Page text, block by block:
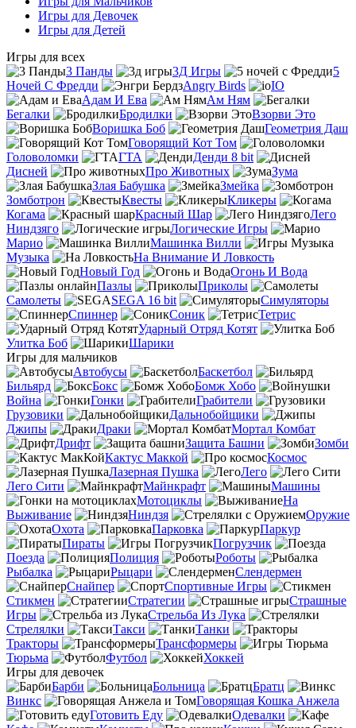
Игры для Девочек
Игры для Детей
Игры для всех
3 Панды
3Д Игры
5
Ночей С Фредди
Angry Birds
IO
Адам И Ева
Ам Ням
Бегалки
Бродилки
Взорви Это
Воришка Боб
Геометрия Даш
Говорящий Кот Том
Головоломки
ГТА
Денди 8 bit
Дисней
Про Животных
Зума
Злая Бабушка
Змейка
Зомботрон
Квесты
Кликеры
Когама
Красный Шар
Лего
Ниндзяго
Логические Игры
Марио
Машинка Вилли
Музыка
На Внимание И Ловкость
Новый Год
Огонь И Вода
Пазлы
Приколы
Самолеты
SEGA 16 bit
Симуляторы
Спиннер
Соник
Тетрис
Ударный Отряд Котят
Улитка Боб
Шарики
Игры для мальчиков
Автобусы
Баскетбол
Бильярд
Бокс
Бомж Хобо
Война
Гонки
Грабители
Грузовики
Дальнобойщики
Джипы
Драки
Мортал Комбат
Дрифт
Защита Башни
Зомби
Кактус Маккой
Космос
Лазерная Пушка
Лего
Лего Сити
Майнкрафт
Машины
Мотоциклы
На
Выживание
Ниндзя
Оружие
Охота
Парковка
Паркур
Пираты
Погрузчик
Поезда
Полиция
Роботы
Рыбалка
Рыцари
Слендермен
Снайпер
Спортивные Игры
Стикмен
Стратегии
Страшные
Игры
Стрельба Из Лука
Стрелялки
Такси
Танки
Тракторы
Трансформеры
Тюрьма
Футбол
Хоккей
Игры для девочек
Барби
Больница
Братц
Винкс
Говорящая Кошка Анжела
Готовить Еду
Одевалки